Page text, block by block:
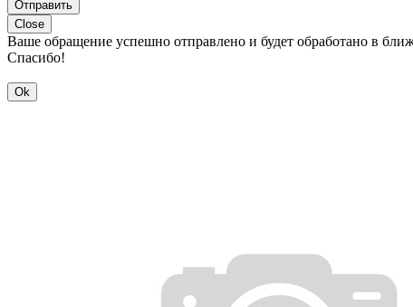
Отправить
Close
Ваше обращение успешно отправлено и будет обработано в
Спасибо!
Ok